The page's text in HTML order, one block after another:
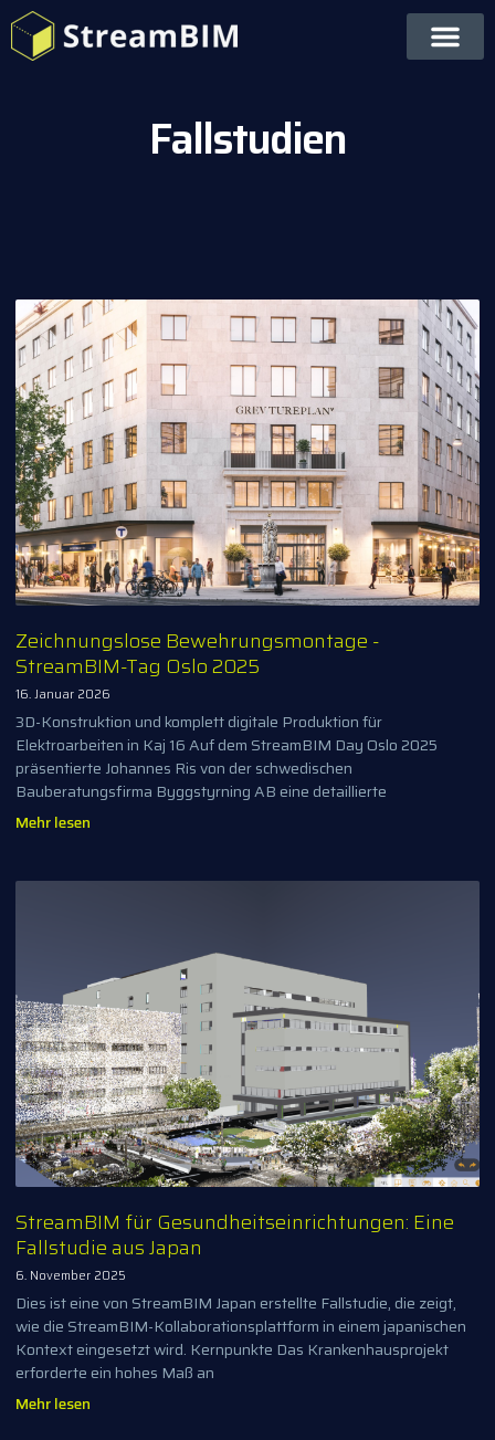
Fallstudien
Zeichnungslose Bewehrungsmontage -
StreamBIM-Tag Oslo 2025
16. Januar 2026
3D-Konstruktion und komplett digitale Produktion für
Elektroarbeiten in Kaj 16 Auf dem StreamBIM Day Oslo 2025
präsentierte Johannes Ris von der schwedischen
Bauberatungsfirma Byggstyrning AB eine detaillierte
Mehr lesen
StreamBIM für Gesundheitseinrichtungen: Eine
Fallstudie aus Japan
6. November 2025
Dies ist eine von StreamBIM Japan erstellte Fallstudie, die zeigt,
wie die StreamBIM-Kollaborationsplattform in einem japanischen
Kontext eingesetzt wird. Kernpunkte Das Krankenhausprojekt
erforderte ein hohes Maß an
Mehr lesen